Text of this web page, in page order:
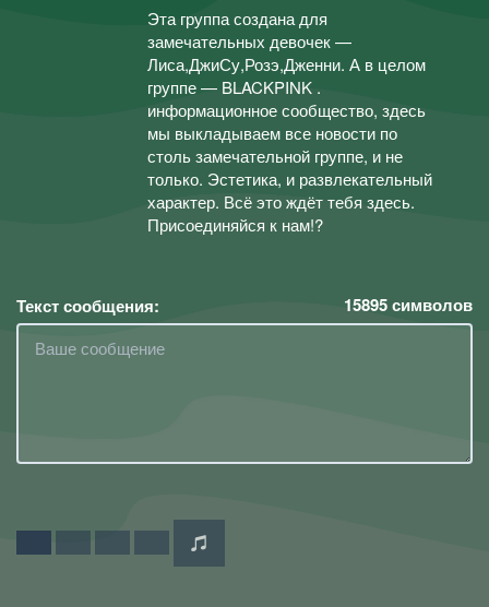
Эта группа создана для
замечательных девочек —
Лиса,ДжиСу,Розэ,Дженни. А в целом
группе — BLACKPINK .
информационное сообщество, здесь
мы выкладываем все новости по
столь замечательной группе, и не
только. Эстетика, и развлекательный
характер. Всё это ждёт тебя здесь.
Присоединяйся к нам!?
Текст сообщения: 15895символов